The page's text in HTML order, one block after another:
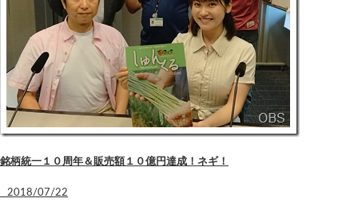
銘柄統一１０周年＆販売額１０億円達成！ネギ！
2018/07/22